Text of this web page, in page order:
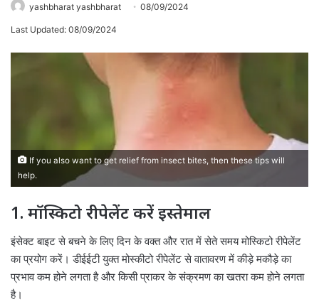
yashbharat yashbharat 08/09/2024
Last Updated: 08/09/2024
If you also want to get relief from insect bites, then these tips will
help.
1. मॉस्किटो रीपेलेंट करें इस्तेमाल
इंसेक्ट बाइट से बचने के लिए दिन के वक्त और रात में सेते समय मोस्किटो रीपेलेंट
का प्रयोग करें। डीईईटी युक्त मोस्कीटो रीपेलेंट से वातावरण में कीड़े मकौड़े का
प्रभाव कम होने लगता है और किसी प्राकर के संक्रमण का खतरा कम होने लगता
है।